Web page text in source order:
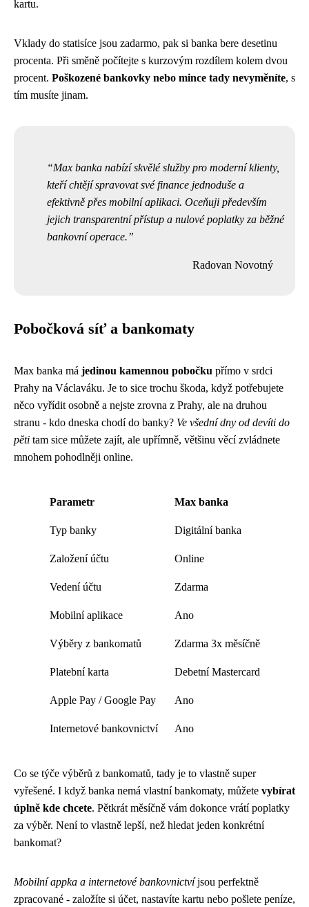
kartu.
Vklady do statisíce jsou zadarmo, pak si banka bere desetinu
procenta. Při směně počítejte s kurzovým rozdílem kolem dvou
procent. Poškozené bankovky nebo mince tady nevyměníte, s
tím musíte jinam.
Max banka nabízí skvělé služby pro moderní klienty,
kteří chtějí spravovat své finance jednoduše a
efektivně přes mobilní aplikaci. Oceňuji především
jejich transparentní přístup a nulové poplatky za běžné
bankovní operace.
Radovan Novotný
Pobočková síť a bankomaty
Max banka má jedinou kamennou pobočku přímo v srdci
Prahy na Václaváku. Je to sice trochu škoda, když potřebujete
něco vyřídit osobně a nejste zrovna z Prahy, ale na druhou
stranu - kdo dneska chodí do banky? Ve všední dny od devíti do
pěti tam sice můžete zajít, ale upřímně, většinu věcí zvládnete
mnohem pohodlněji online.
Parametr Max banka
Typ banky Digitální banka
Založení účtu Online
Vedení účtu Zdarma
Mobilní aplikace Ano
Výběry z bankomatů Zdarma 3x měsíčně
Platební karta Debetní Mastercard
Apple Pay / Google Pay Ano
Internetové bankovnictví Ano
Co se týče výběrů z bankomatů, tady je to vlastně super
vyřešené. I když banka nemá vlastní bankomaty, můžete vybírat
úplně kde chcete. Pětkrát měsíčně vám dokonce vrátí poplatky
za výběr. Není to vlastně lepší, než hledat jeden konkrétní
bankomat?
Mobilní appka a internetové bankovnictvíjsou perfektně
zpracované - založíte si účet, nastavíte kartu nebo pošlete peníze,